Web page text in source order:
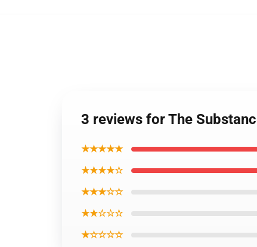
3 reviews for The
★★★★★
★★★★☆
★★★☆☆
★★☆☆☆
★☆☆☆☆